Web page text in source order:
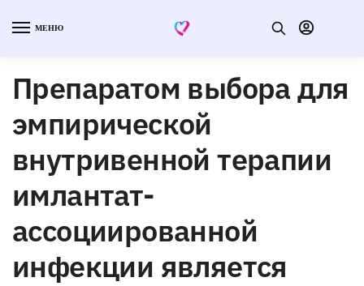
МЕНЮ
Препаратом выбора для
эмпирической
внутривенной терапии
имлантат-
ассоциированной
инфекции является